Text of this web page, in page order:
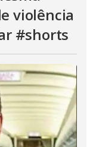
violência
#shorts